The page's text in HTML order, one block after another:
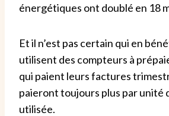
énergétiques ont doublé en 18
Et il n’est pas certain qui en
utilisent des compteurs à
qui paient leurs factures
paieront toujours plus par unité
utilisée.